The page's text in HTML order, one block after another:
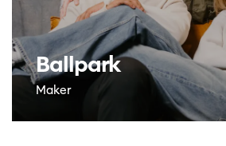
Ballpark
Maker